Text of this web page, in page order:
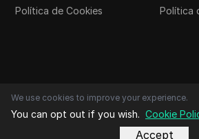
Política de Cookies Política
We use cookies to improve your experience.
You can opt out if you wish. Cookie
Accept